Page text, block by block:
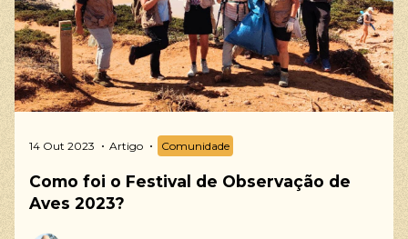
14 Out 2023 Artigo Comunidade
Como foi o Festival de Observação de
Aves 2023?